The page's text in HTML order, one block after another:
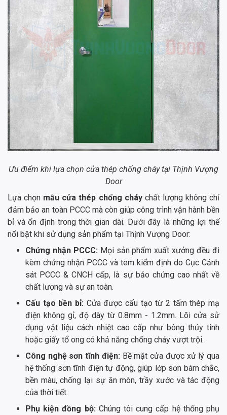
Ưu điểm khi lựa chọn cửa thép chống cháy tại Thịnh Vượng
Door
Lựa chọn mẫu cửa thép chống cháy chất lượng không chỉ
đảm bảo an toàn PCCC mà còn giúp công trình vận hành bền
bỉ và ổn định trong thời gian dài. Dưới đây là những lợi thế
nổi bật khi sử dụng sản phẩm tại Thịnh Vượng Door:
Chứng nhận PCCC: Mọi sản phẩm xuất xưởng đều đi
kèm chứng nhận PCCC và tem kiểm định do Cục Cảnh
sát PCCC & CNCH cấp, là sự bảo chứng cao nhất về
chất lượng và sự an toàn.
Cấu tạo bền bỉ: Cửa được cấu tạo từ 2 tấm thép mạ
điện không gỉ, độ dày từ 0.8mm - 1.2mm. Lõi cửa sử
dụng vật liệu cách nhiệt cao cấp như bông thủy tinh
hoặc giấy tổ ong có khả năng chống cháy vượt trội.
Công nghệ sơn tĩnh điện: Bề mặt cửa được xử lý qua
hệ thống sơn tĩnh điện tự động, giúp lớp sơn bám chắc,
bền màu, chống lại sự ăn mòn, trầy xước và tác động
của thời tiết.
Phụ kiện đồng bộ: Chúng tôi cung cấp hệ thống phụ